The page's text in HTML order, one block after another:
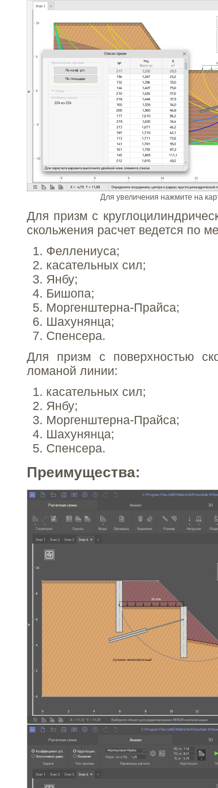
Для увеличения нажмите на
Для призм с
скольжения расчет ведется по
Феллениуса;
касательных сил;
Янбу;
Бишопа;
Моргенштерна-Прайса;
Шахунянца;
Спенсера.
Для призм с поверхностью
ломаной линии:
касательных сил;
Янбу;
Моргенштерна-Прайса;
Шахунянца;
Спенсера.
Преимущества: